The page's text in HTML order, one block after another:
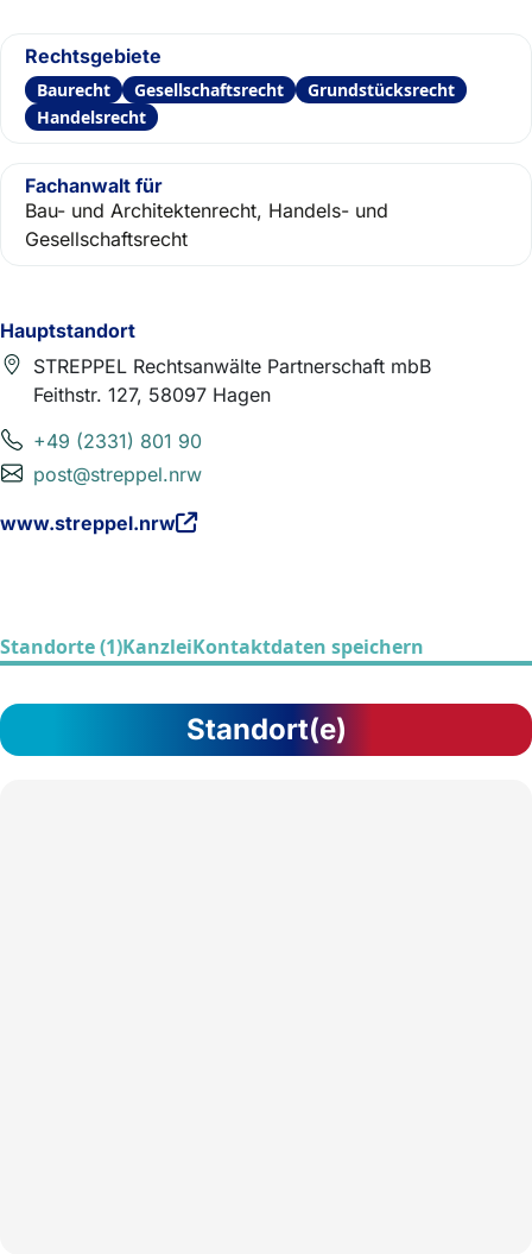
Hauptstandort
STREPPEL Rechtsanwälte Partnerschaft mbB
Feithstr. 127, 58097 Hagen
+49 (2331) 801 90
post@streppel.nrw
www.streppel.nrw
Rechtsgebiete
Baurecht Gesellschaftsrecht
Grundstücksrecht
Handelsrecht
Fachanwalt für
Bau- und Architektenrecht, Handels- und
Gesellschaftsrecht
Standorte (1)KanzleiKontaktdaten speichern
Standort(e)